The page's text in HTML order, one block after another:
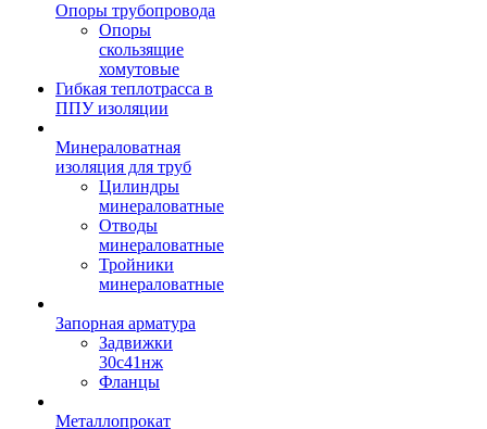
Опоры трубопровода
Опоры
скользящие
хомутовые
Гибкая теплотрасса в
ППУ изоляции
Минераловатная
изоляция для труб
Цилиндры
минераловатные
Отводы
минераловатные
Тройники
минераловатные
Запорная арматура
Задвижки
30с41нж
Фланцы
Металлопрокат